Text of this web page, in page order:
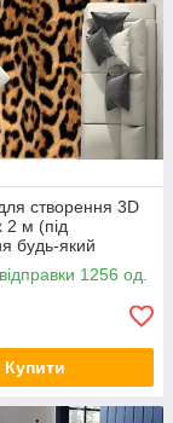
створення 3D
2 м (під
будь-який
(БП-pol_mx050)
1256 од.
Купити